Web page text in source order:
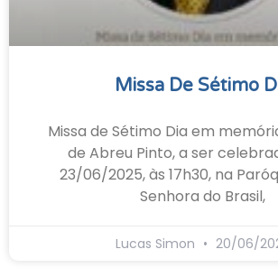
Missa De Sétimo
Missa de Sétimo Dia em
de Abreu Pinto, a ser
23/06/2025, às 17h30, na
Senhora do Brasil,
Lucas Simon 20/06/